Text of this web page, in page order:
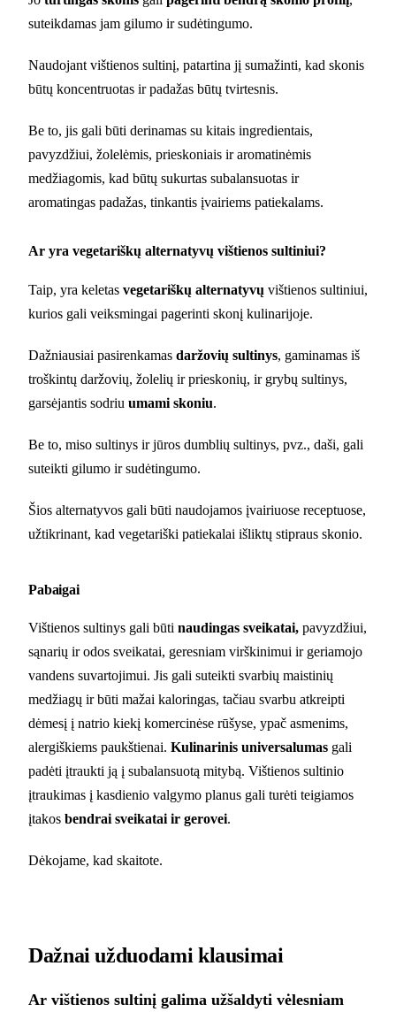
suteikdamas jam gilumo ir sudėtingumo.
Naudojant vištienos sultinį, patartina jį sumažinti, kad skonis
būtų koncentruotas ir padažas būtų tvirtesnis.
Be to, jis gali būti derinamas su kitais ingredientais,
pavyzdžiui, žolelėmis, prieskoniais ir aromatinėmis
medžiagomis, kad būtų sukurtas subalansuotas ir
aromatingas padažas, tinkantis įvairiems patiekalams.
Ar yra vegetariškų alternatyvų vištienos sultiniui?
Taip, yra keletas vegetariškų alternatyvų vištienos sultiniui,
kurios gali veiksmingai pagerinti skonį kulinarijoje.
Dažniausiai pasirenkamas daržovių sultinys, gaminamas iš
troškintų daržovių, žolelių ir prieskonių, ir grybų sultinys,
garsėjantis sodriu umami skoniu.
Be to, miso sultinys ir jūros dumblių sultinys, pvz., daši, gali
suteikti gilumo ir sudėtingumo.
Šios alternatyvos gali būti naudojamos įvairiuose receptuose,
užtikrinant, kad vegetariški patiekalai išliktų stipraus skonio.
Pabaigai
Vištienos sultinys gali būti naudingas sveikatai, pavyzdžiui,
sąnarių ir odos sveikatai, geresniam virškinimui ir geriamojo
vandens suvartojimui. Jis gali suteikti svarbių maistinių
medžiagų ir būti mažai kaloringas, tačiau svarbu atkreipti
dėmesį į natrio kiekį komercinėse rūšyse, ypač asmenims,
alergiškiems paukštienai. Kulinarinis universalumas gali
padėti įtraukti ją į subalansuotą mitybą. Vištienos sultinio
įtraukimas į kasdienio valgymo planus gali turėti teigiamos
įtakos bendrai sveikatai ir gerovei.
Dėkojame, kad skaitote.
Dažnai užduodami klausimai
Ar vištienos sultinį galima užšaldyti vėlesniam